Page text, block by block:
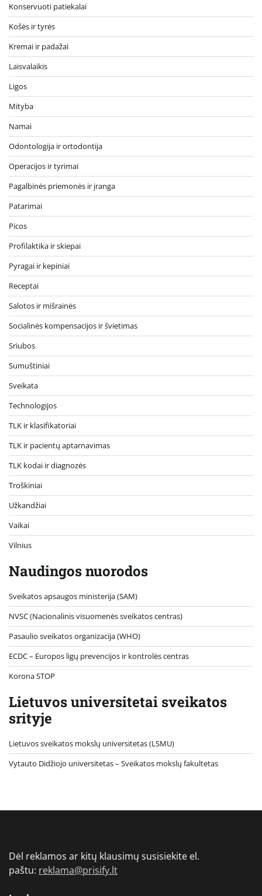
Konservuoti patiekalai
Košės ir tyrės
Kremai ir padažai
Laisvalaikis
Ligos
Mityba
Namai
Odontologija ir ortodontija
Operacijos ir tyrimai
Pagalbinės priemonės ir įranga
Patarimai
Picos
Profilaktika ir skiepai
Pyragai ir kepiniai
Receptai
Salotos ir mišrainės
Socialinės kompensacijos ir švietimas
Sriubos
Sumuštiniai
Sveikata
Technologijos
TLK ir klasifikatoriai
TLK ir pacientų aptarnavimas
TLK kodai ir diagnozės
Troškiniai
Užkandžiai
Vaikai
Vilnius
Naudingos nuorodos
Sveikatos apsaugos ministerija (SAM)
NVSC (Nacionalinis visuomenės sveikatos centras)
Pasaulio sveikatos organizacija (WHO)
ECDC – Europos ligų prevencijos ir kontrolės centras
Korona STOP
Lietuvos universitetai sveikatos
srityje
Lietuvos sveikatos mokslų universitetas (LSMU)
Vytauto Didžiojo universitetas– Sveikatos mokslų fakultetas
Dėl reklamos ar kitų klausimų susisiekite el.
paštu: reklama@prisify.lt